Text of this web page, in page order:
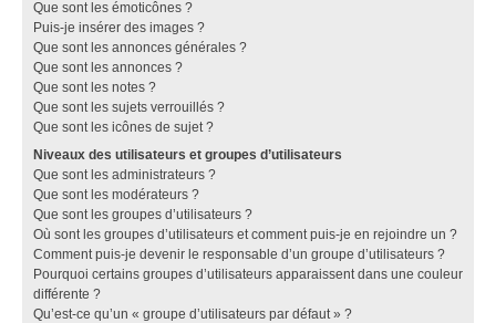
Que sont les émoticônes ?
Puis-je insérer des images ?
Que sont les annonces générales ?
Que sont les annonces ?
Que sont les notes ?
Que sont les sujets verrouillés ?
Que sont les icônes de sujet ?
Niveaux des utilisateurs et groupes d’utilisateurs
Que sont les administrateurs ?
Que sont les modérateurs ?
Que sont les groupes d’utilisateurs ?
Où sont les groupes d’utilisateurs et comment puis-je en rejoindre un ?
Comment puis-je devenir le responsable d’un groupe d’utilisateurs ?
Pourquoi certains groupes d’utilisateurs apparaissent dans une couleur
différente ?
Qu’est-ce qu’un « groupe d’utilisateurs par défaut » ?